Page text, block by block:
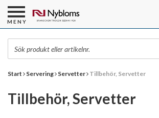
Start Servering Servetter Tillbehör, Servetter
Tillbehör, Servetter
MENY